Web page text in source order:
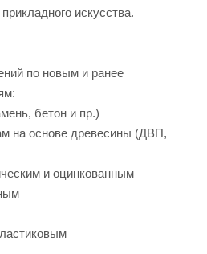
искусства.
по новым и ранее
бетон и пр.)
на основе древесины (ДВП,
и оцинкованным